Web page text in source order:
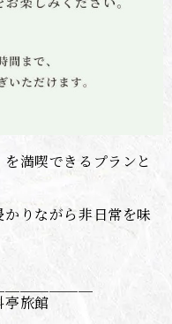
満喫できるプランと
りながら非日常を味
亭旅館